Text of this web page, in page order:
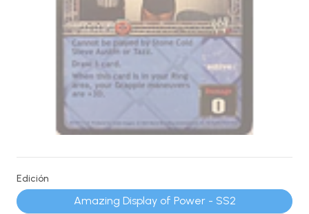
Edición
Amazing Display of Power - SS2